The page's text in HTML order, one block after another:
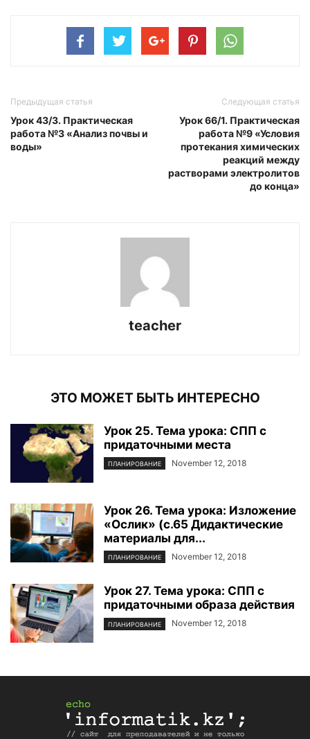
Предыдущая статья
Урок 43/3. Практическая
работа №3 «Анализ почвы и
воды»
Следующая статья
Урок 66/1. Практическая
работа №9 «Условия
протекания химических
реакций между
растворами электролитов
до конца»
teacher
ЭТО МОЖЕТ БЫТЬ ИНТЕРЕСНО
Урок 25. Тема урока: СПП с
придаточными места
ПЛАНИРОВАНИЕ November 12, 2018
Урок 26. Тема урока: Изложение
«Ослик» (с.65 Дидактические
материалы для...
ПЛАНИРОВАНИЕ November 12, 2018
Урок 27. Тема урока: СПП с
придаточными образа действия
ПЛАНИРОВАНИЕ November 12, 2018